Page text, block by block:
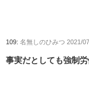
109: 名無しのひみつ 2021/
事実だとしても強制